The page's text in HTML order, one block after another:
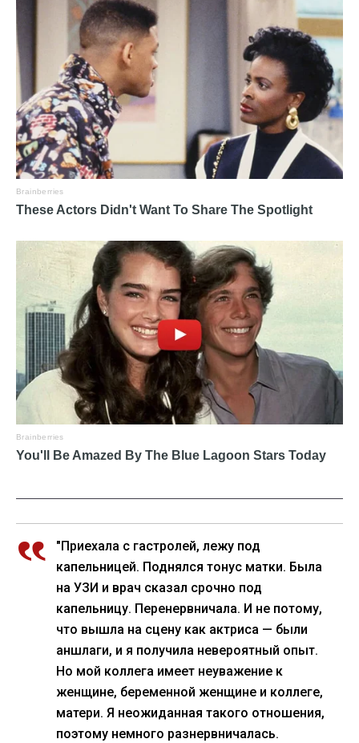
"Приехала с гастролей, лежу под
капельницей. Поднялся тонус матки. Была
на УЗИ и врач сказал срочно под
капельницу. Перенервничала. И не потому,
что вышла на сцену как актриса — были
аншлаги, и я получила невероятный опыт.
Но мой коллега имеет неуважение к
женщине, беременной женщине и коллеге,
матери. Я неожиданная такого отношения,
поэтому немного разнервничалась.